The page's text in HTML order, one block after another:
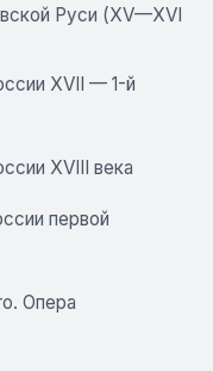
Руси (XV—XVI
XVII — 1-й
XVIII века
первой
Опера